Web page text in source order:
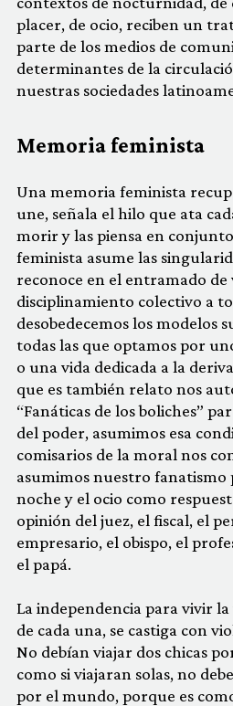
placer, de ocio, reciben un
parte de los medios de
determinantes de la
nuestras sociedades
Memoria feminista
Una memoria feminista
une, señala el hilo que ata
morir y las piensa en
feminista asume las
reconoce en el entramado de
disciplinamiento colectivo a
desobedecemos los modelos
todas las que optamos por
o una vida dedicada a la
que es también relato nos
“Fanáticas de los boliches”
del poder, asumimos esa
comisarios de la moral nos
asumimos nuestro fanatismo
noche y el ocio como
opinión del juez, el fiscal, el
empresario, el obispo, el
el papá.
La independencia para vivir
de cada una, se castiga con
No debían viajar dos chicas
como si viajaran solas, no
por el mundo, porque es